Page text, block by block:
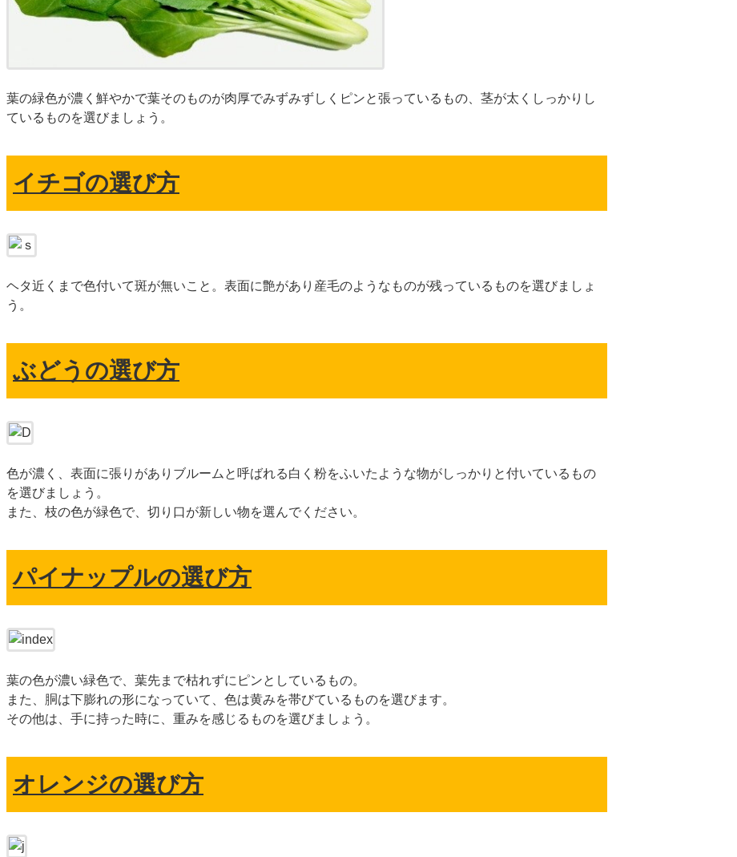
葉の緑色が濃く鮮やかで葉そのものが肉厚でみずみずしくピンと張っているもの、茎が太くしっかりし
ているものを選びましょう。
イチゴの選び方
ヘタ近くまで色付いて斑が無いこと。表面に艶があり産毛のようなものが残っているものを選びましょ
う。
ぶどうの選び方
色が濃く、表面に張りがありブルームと呼ばれる白く粉をふいたような物がしっかりと付いているもの
を選びましょう。
また、枝の色が緑色で、切り口が新しい物を選んでください。
パイナップルの選び方
葉の色が濃い緑色で、葉先まで枯れずにピンとしているもの。
また、胴は下膨れの形になっていて、色は黄みを帯びているものを選びます。
その他は、手に持った時に、重みを感じるものを選びましょう。
オレンジの選び方